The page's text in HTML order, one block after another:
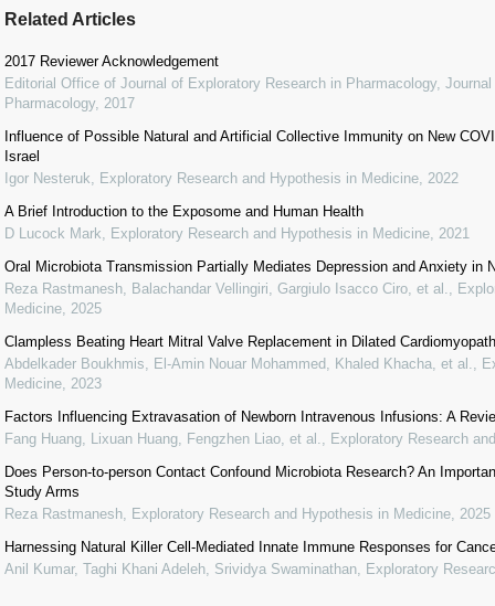
Related Articles
2017 Reviewer Acknowledgement
Editorial Office of Journal of Exploratory Research in Pharmacology,
Pharmacology, 2017
Influence of Possible Natural and Artificial Collective Immunity on New
Israel
Igor Nesteruk
Exploratory Research and Hypothesis in Medicine 2022
A Brief Introduction to the Exposome and Human Health
D Lucock Mark
Exploratory Research and Hypothesis in Medicine 2021
Oral Microbiota Transmission Partially Mediates Depression and Anxiety in
Reza Rastmanesh, Balachandar Vellingiri, Gargiulo Isacco Ciro, et al.
Medicine 2025
Clampless Beating Heart Mitral Valve Replacement in Dilated
Abdelkader Boukhmis, El-Amin Nouar Mohammed, Khaled Khacha, et al.
Medicine 2023
Factors Influencing Extravasation of Newborn Intravenous Infusions: A
Fang Huang, Lixuan Huang, Fengzhen Liao, et al.
Exploratory Research
Does Person-to-person Contact Confound Microbiota Research? An
Study Arms
Reza Rastmanesh Exploratory Research and Hypothesis in Medicine 2025
Harnessing Natural Killer Cell-Mediated Innate Immune Responses for
Anil Kumar, Taghi Khani Adeleh, Srividya Swaminathan Exploratory